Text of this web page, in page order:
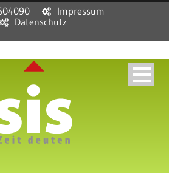
Impressum
Datenschutz